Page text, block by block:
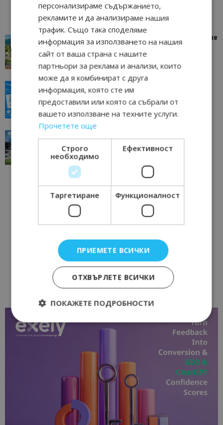
“Пощенска картичка от…”: Петрич – Изживяване
отвъд очакваното
11/07/2026 11:22
“Пощенска картичка от…”: Пловдив, градът на
всички времена
23/06/2026 10:00
Перник 17/06/2026 09:01
персонализираме съдържанието,
рекламите и да анализираме нашия
трафик. Също така споделяме
информация за използването на нашия
сайт от ваша страна с нашите
партньори за реклама и анализи, които
може да я комбинират с друга
информация, която сте им
предоставили или която са събрали от
вашето използване на техните услуги.
Прочетете още
Строго
необходимо
Ефективност
Таргетиране Функционалност
ПРИЕМЕТЕ ВСИЧКИ
ОТХВЪРЛЕТЕ ВСИЧКИ
ПОКАЖЕТЕ ПОДРОБНОСТИ
Функционалност
Строго необходимите бисквитки позволяват
основната функционалност на уебсайта, като
потребителско влизане и управление на
акаунта. Уебсайтът не може да се използва
правилно без строго необходими бисквитки.
Доставчик